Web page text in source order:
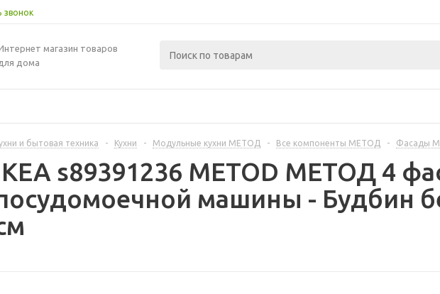
звонок
магазин товаров
дома
и бытовая техника - Кухни - Модульные кухни МЕТОД - Все компоненты МЕТОД - Фасады
s89391236 METOD МЕТОД 4
машины - Будбин